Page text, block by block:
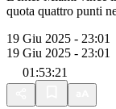
quota quattro punti
19 Giu 2025 - 23:01
19 Giu 2025 - 23:01
01:53:21